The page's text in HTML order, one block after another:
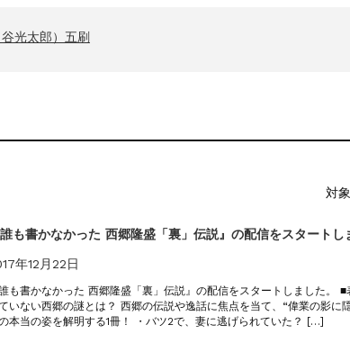
光太郎）五刷
三刷
対
誰も書かなかった 西郷隆盛「裏」伝説』の配信をスタートし
年12月22日
誰も書かなかった 西郷隆盛「裏」伝説』の配信をスタートしました。 ■
いない西郷の謎とは？ 西郷の伝説や逸話に焦点を当て、“偉業の影に
本当の姿を解明する1冊！ ・バツ2で、妻に逃げられていた？ […]